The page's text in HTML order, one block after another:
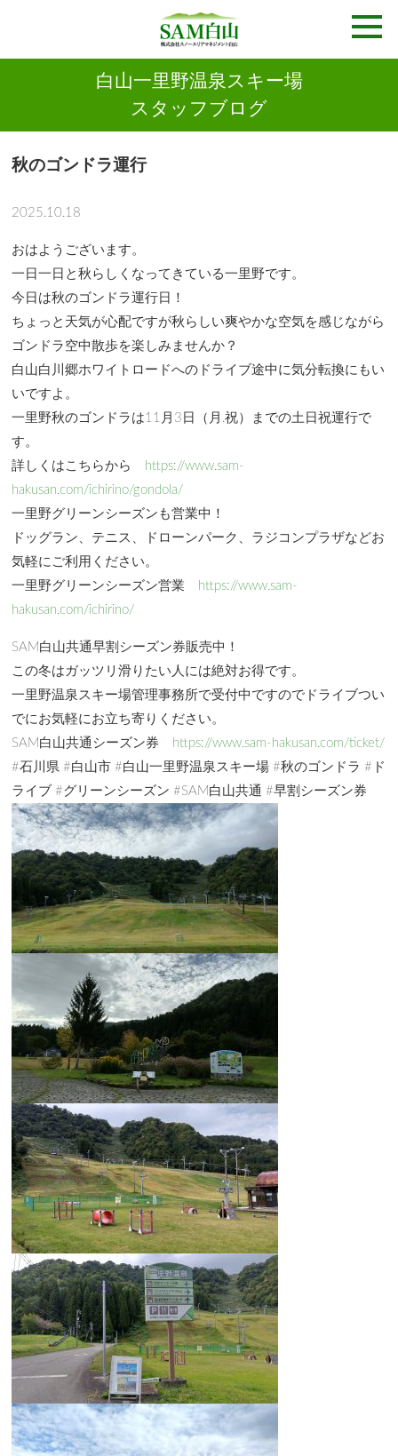
白山一里野温泉スキー場
スタッフブログ
秋のゴンドラ運行
2025.10.18
おはようございます。
一日一日と秋らしくなってきている一里野です。
今日は秋のゴンドラ運行日！
ちょっと天気が心配ですが秋らしい爽やかな空気を感じながら
ゴンドラ空中散歩を楽しみませんか？
白山白川郷ホワイトロードへのドライブ途中に気分転換にもい
いですよ。
一里野秋のゴンドラは11月3日（月.祝）までの土日祝運行で
す。
詳しくはこちらから https://www.sam-
hakusan.com/ichirino/gondola/
一里野グリーンシーズンも営業中！
ドッグラン、テニス、ドローンパーク、ラジコンプラザなどお
気軽にご利用ください。
一里野グリーンシーズン営業 https://www.sam-
hakusan.com/ichirino/
SAM白山共通早割シーズン券販売中！
この冬はガッツリ滑りたい人には絶対お得です。
一里野温泉スキー場管理事務所で受付中ですのでドライブつい
でにお気軽にお立ち寄りください。
SAM白山共通シーズン券 https://www.sam-hakusan.com/ticket/
#石川県 #白山市 #白山一里野温泉スキー場 #秋のゴンドラ #ド
ライブ #グリーンシーズン #SAM白山共通 #早割シーズン券